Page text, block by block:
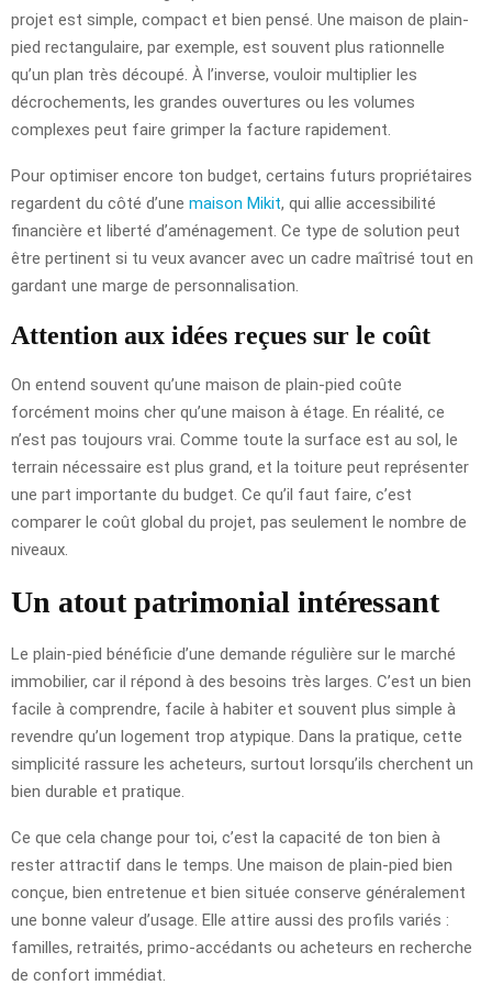
projet est simple, compact et bien pensé. Une maison de plain-
pied rectangulaire, par exemple, est souvent plus rationnelle
qu’un plan très découpé. À l’inverse, vouloir multiplier les
décrochements, les grandes ouvertures ou les volumes
complexes peut faire grimper la facture rapidement.
Pour optimiser encore ton budget, certains futurs propriétaires
regardent du côté d’une maison Mikit, qui allie accessibilité
financière et liberté d’aménagement. Ce type de solution peut
être pertinent si tu veux avancer avec un cadre maîtrisé tout en
gardant une marge de personnalisation.
Attention aux idées reçues sur le coût
On entend souvent qu’une maison de plain-pied coûte
forcément moins cher qu’une maison à étage. En réalité, ce
n’est pas toujours vrai. Comme toute la surface est au sol, le
terrain nécessaire est plus grand, et la toiture peut représenter
une part importante du budget. Ce qu’il faut faire, c’est
comparer le coût global du projet, pas seulement le nombre de
niveaux.
Un atout patrimonial intéressant
Le plain-pied bénéficie d’une demande régulière sur le marché
immobilier, car il répond à des besoins très larges. C’est un bien
facile à comprendre, facile à habiter et souvent plus simple à
revendre qu’un logement trop atypique. Dans la pratique, cette
simplicité rassure les acheteurs, surtout lorsqu’ils cherchent un
bien durable et pratique.
Ce que cela change pour toi, c’est la capacité de ton bien à
rester attractif dans le temps. Une maison de plain-pied bien
conçue, bien entretenue et bien située conserve généralement
une bonne valeur d’usage. Elle attire aussi des profils variés :
familles, retraités, primo-accédants ou acheteurs en recherche
de confort immédiat.